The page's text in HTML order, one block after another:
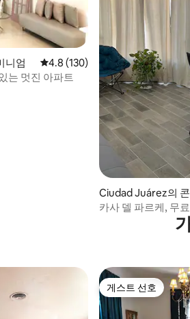
니엄 평점 4.8점(5점 만점), 후기 130개
4.8 (130)
는 멋진 아파트
Ciudad Juárez의
카사 델 파르케, 무
게스트 선호
게스트 선호